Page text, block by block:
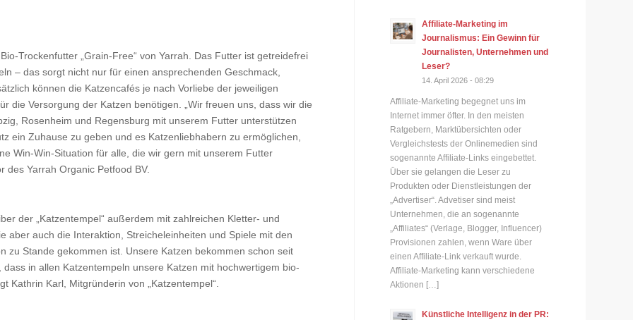
Trockenfutter „Grain-Free“ von Yarrah. Das Futter ist getreidefrei
– das sorgt nicht nur für einen ansprechenden Geschmack,
können die Katzencafés je nach Vorliebe der jeweiligen
die Versorgung der Katzen benötigen. „Wir freuen uns, dass wir die
Rosenheim und Regensburg mit unserem Futter unterstützen
ein Zuhause zu geben und es Katzenliebhabern zu ermöglichen,
Win-Win-Situation für alle, die wir gern mit unserem Futter
des Yarrah Organic Petfood BV.
der „Katzentempel“ außerdem mit zahlreichen Kletter- und
aber auch die Interaktion, Streicheleinheiten und Spiele mit den
zu Stande gekommen ist. Unsere Katzen bekommen schon seit
in allen Katzentempeln unsere Katzen mit hochwertigem bio-
Kathrin Karl, Mitgründerin von „Katzentempel“.
Affiliate-Marketing im
Journalismus: Ein Gewinn für
Journalisten, Unternehmen und
Leser?
14. April 2026 - 08:29
Affiliate-Marketing begegnet uns im
Internet immer öfter. In den meisten
Ratgebern, Marktübersichten oder
Vergleichstests der Onlinemedien sind
sogenannte Affiliate-Links eingebettet.
Über sie gelangen die Leser zu
Produkten oder Dienstleistungen der
„Advertiser“. Advetiser sind meist
Unternehmen, die an sogenannte
„Affiliates“ (Verlage, Blogger, Influencer)
Provisionen zahlen, wenn Ware über
einen Affiliate-Link verkauft wurde.
Affiliate-Marketing kann verschiedene
Aktionen […]
Künstliche Intelligenz in der PR: